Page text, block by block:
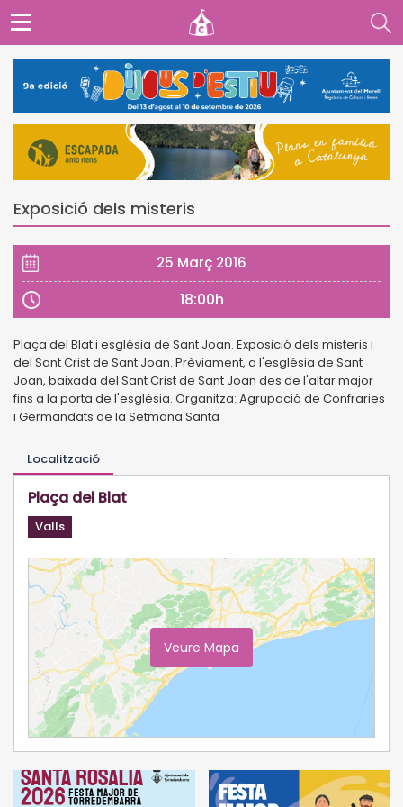
Exposició dels misteris
25 Març 2016
18:00h
Plaça del Blat i església de Sant Joan. Exposició dels misteris i
del Sant Crist de Sant Joan. Prèviament, a l'església de Sant
Joan, baixada del Sant Crist de Sant Joan des de l'altar major
fins a la porta de l'església. Organitza: Agrupació de Confraries
i Germandats de la Setmana Santa
Localització
Plaça del Blat
Valls
Veure Mapa